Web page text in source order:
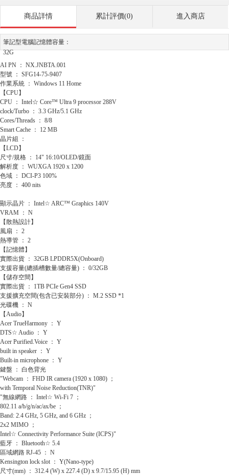
商品詳情 累計評價(0) 進入商店
筆記型電腦記憶體容量：
32G
AI PN ： NX.JNBTA.001
型號 ： SFG14-75-9407
作業系統 ： Windows 11 Home
【CPU】
CPU ： Intel☆ Core™ Ultra 9 processor 288V
clock/Turbo ： 3.3 GHz/5.1 GHz
Cores/Threads ： 8/8
Smart Cache ： 12 MB
晶片組 ：
【LCD】
尺寸/規格 ： 14" 16:10/OLED/鏡面
解析度 ： WUXGA 1920 x 1200
色域 ： DCI-P3 100%
亮度 ： 400 nits
顯示晶片 ： Intel☆ ARC™ Graphics 140V
VRAM ： N
【散熱設計】
風扇 ： 2
熱導管 ： 2
【記憶體】
實際出貨 ： 32GB LPDDR5X(Onboard)
支援容量(總插槽數量/總容量) ： 0/32GB
【儲存空間】
實際出貨 ： 1TB PCIe Gen4 SSD
支援擴充空間(包含已安裝部分) ： M.2 SSD *1
光碟機 ： N
【Audio】
Acer TrueHarmony ： Y
DTS☆ Audio ： Y
Acer Purified.Voice ： Y
built in speaker ： Y
Built-in microphone ： Y
鍵盤 ： 白色背光
"Webcam ： FHD IR camera (1920 x 1080) ；
with Temporal Noise Reduction(TNR)"
"無線網路 ： Intel☆ Wi-Fi 7 ；
802.11 a/b/g/n/ac/ax/be ；
Band: 2.4 GHz, 5 GHz, and 6 GHz ；
2x2 MIMO ；
Intel☆ Connectivity Performance Suite (ICPS)"
藍牙 ： Bluetooth☆ 5.4
區域網路 RJ-45 ： N
Kensington lock slot ： Y(Nano-type)
尺寸(mm) ： 312.4 (W) x 227.4 (D) x 9.7/15.95 (H) mm